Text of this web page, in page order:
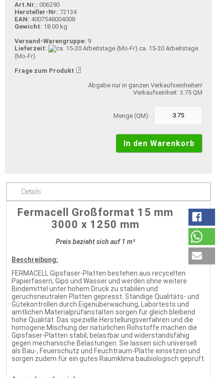
Art.Nr.: 006290
Hersteller-Nr: 72134
EAN: 4007548004008
Gewicht: 18.00 kg
Versand-Warengruppe: 9
Lieferzeit:
ca. 15-20 Arbeitstage
(Mo-Fr)
Frage zum Produkt
Abgabe nur in ganzen Verkaufseinheiten!
Verkaufseinheit: 3.75 QM
Menge (QM):
Details
Fermacell Großformat 15 mm
3000 x 1250 mm
Preis bezieht sich auf 1 m²
Beschreibung:
FERMACELL Gipsfaser-Platten bestehen aus recycelten
Papierfasern, Gips und Wasser und werden ohne weitere
Bindemittel unter hohem Druck zu stabilen und
geruchsneutralen Platten gepresst. Ständige Qualitäts- und
Gütekontrollen durch Eigenüberwachung, Labortests und
amtlichen Materialprüfanstalten sorgen für gleich bleibend
hohe Qualität. Das spezielle Herstellungsverfahren und die
homogene Mischung der natürlichen Rohstoffe machen die
Gipsfaser-Platten stabil, belastbar und widerstandsfähig
gegen mechanische Belastungen. Sie lassen sich universell
als Bau-, Feuerschutz und Feuchtraum-Platte einsetzen und
sorgen zudem für ein gutes Raumklima baubiologisch geprüft.